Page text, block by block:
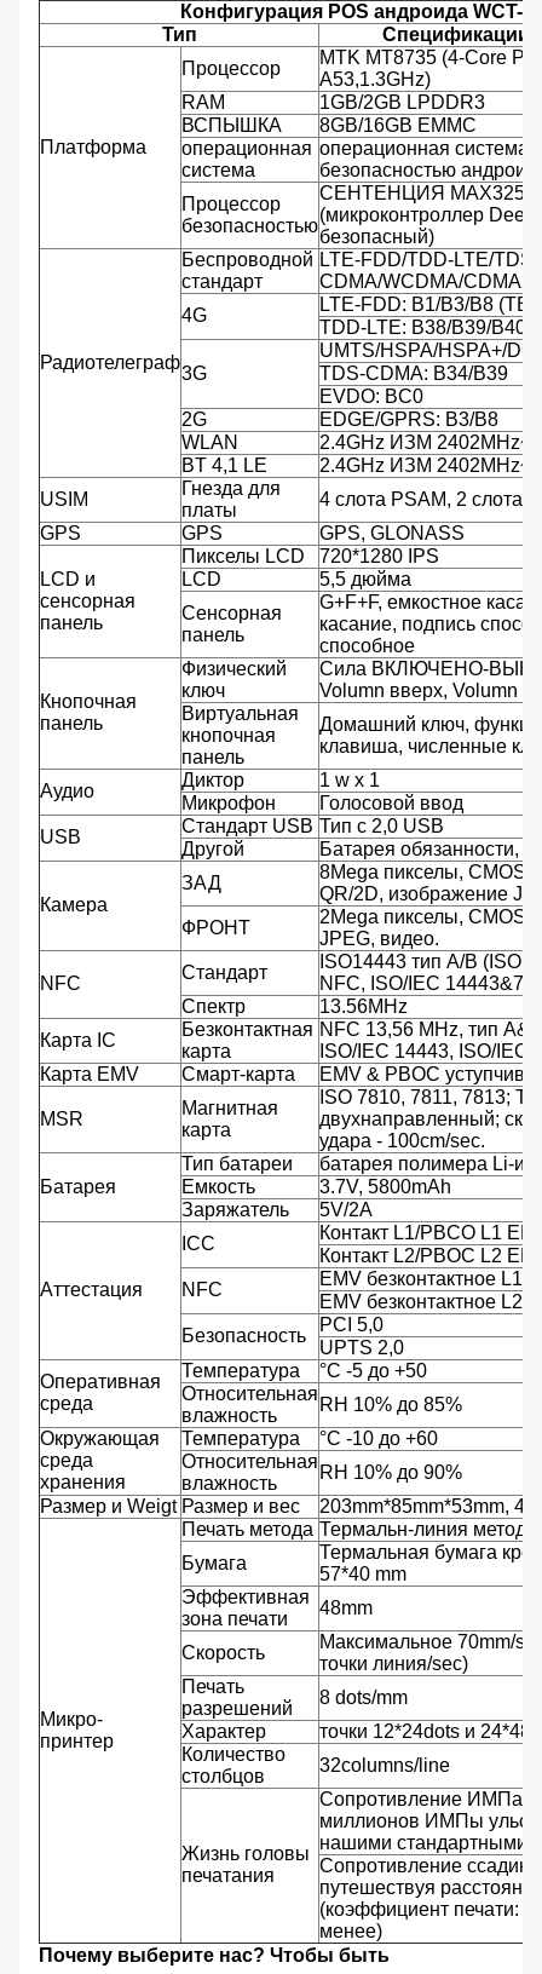
Конфигурация POS андроида WCT-
Тип
Спецификации
Платформа
Процессор
MTK MT8735 (4-Core
A53,1.3GHz)
RAM
1GB/2GB LPDDR3
ВСПЫШКА
8GB/16GB EMMC
операционная
система
операционная система
безопасностью
Процессор
безопасностью
СЕНТЕНЦИЯ
(микроконтроллер
безопасный)
Радиотелеграф
Беспроводной
стандарт
LTE-FDD/TDD-LTE/TDS-
CDMA/WCDMA/
4G
LTE-FDD: B1/B3/B8
TDD-LTE: B38/B39/B40/
3G
UMTS/HSPA/HSPA+/
TDS-CDMA: B34/B39
EVDO: BC0
2G
EDGE/GPRS: B3/B8
WLAN
2.4GHz ИЗМ
BT 4,1 LE
2.4GHz ИЗМ
USIM
Гнезда для
платы
4 слота PSAM, 2 слота
GPS
GPS GPS, GLONASS
LCD и
сенсорная
панель
Пикселы LCD
720*1280 IPS
LCD
5,5 дюйма
Сенсорная
панель
G+F+F, емкостное
касание, подпись
способное
Кнопочная
панель
Физический
ключ
Сила ВКЛЮЧЕНО-
Volumn вверх, Volumn
Виртуальная
кнопочная
панель
Домашний ключ,
клавиша, численные
Аудио
Диктор
1 w x 1
Микрофон
Голосовой ввод
USB
Стандарт USB Тип c 2,0 USB
Другой
Батарея обязанности,
Камера
ЗАД
8Mega пикселы, CMOS,
QR/2D, изображение
ФРОНТ
2Mega пикселы, CMOS,
JPEG, видео.
NFC
Стандарт
ISO14443 тип A/B (ISO
NFC, ISO/IEC
Спектр
13.56MHz
Карта IC
Безконтактная
карта
NFC 13,56 MHz, тип
ISO/IEC 14443, ISO/IEC
Карта EMV
Смарт-карта EMV & PBOC
MSR
Магнитная
карта
ISO 7810, 7811, 7813;
двухнаправленный;
удара - 100cm/sec.
Батарея
Тип батареи
батарея полимера Li-
Емкость
3.7V, 5800mAh
Заряжатель
5V/2A
Аттестация
ICC
Контакт L1/PBCO L1
Контакт L2/PBOC L2
NFC
EMV безконтактное L1/
EMV безконтактное L2/
Безопасность
PCI 5,0
UPTS 2,0
Оперативная
среда
Температура
°C -5 до +50
Относительная
влажность
RH 10% до 85%
Окружающая
среда
хранения
Температура
°C -10 до +60
Относительная
влажность
RH 10% до 90%
Размер и Weigt Размер и вес 203mm*85mm*53mm,
Микро-
принтер
Печать метода Термальн-линия метод
Бумага
Термальная бумага
57*40 mm
Эффективная
зона печати
48mm
Скорость
Максимальное 70mm/
точки линия/sec)
Печать
разрешений
8 dots/mm
Характер
точки 12*24dots и 24*48
Количество
столбцов
32columns/line
Жизнь головы
печатания
Сопротивление ИМПа
миллионов ИМПы ульс/
нашими стандартными
Сопротивление
путешествуя
(коэффициент печати:
менее)
Почему выберите нас? Чтобы быть